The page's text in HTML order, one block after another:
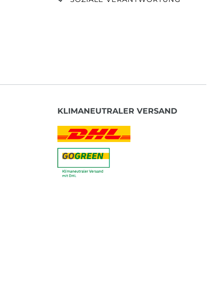
KLIMANEUTRALER VERSAND